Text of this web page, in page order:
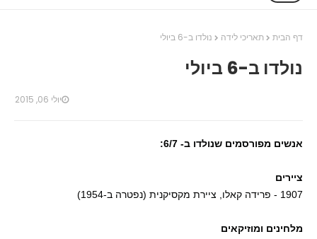
דף הבית תאריכי לידה נולדו ב-6 ביולי
נולדו ב-6 ביולי
יולי 06, 2015
אנשים מפורסמים שנולדו ב- 6/7:
ציירים
1907 - פרידה קאלו, ציירת מקסיקנית (נפטרה ב-1954)
מלחינים ומוזיקאים